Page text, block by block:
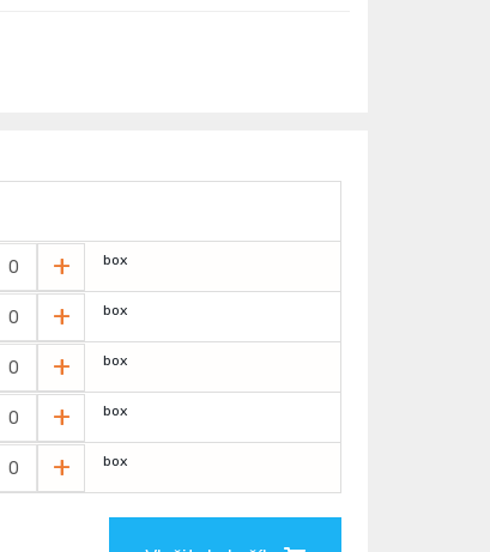
+ box
+ box
+ box
+ box
+ box